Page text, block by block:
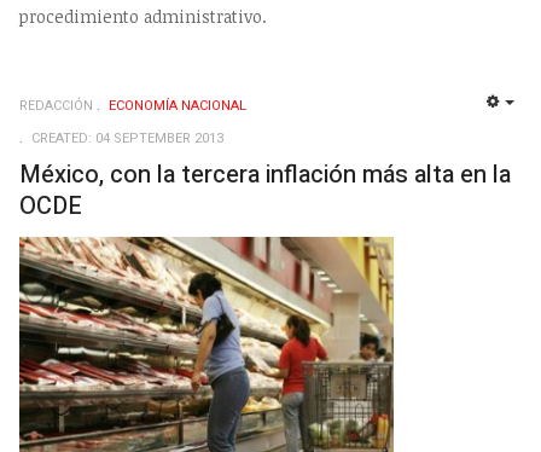
procedimiento administrativo.
REDACCIÓN
ECONOMÍ­A NACIONAL
CREATED: 04 SEPTEMBER 2013
México, con la tercera inflación más alta en la
OCDE